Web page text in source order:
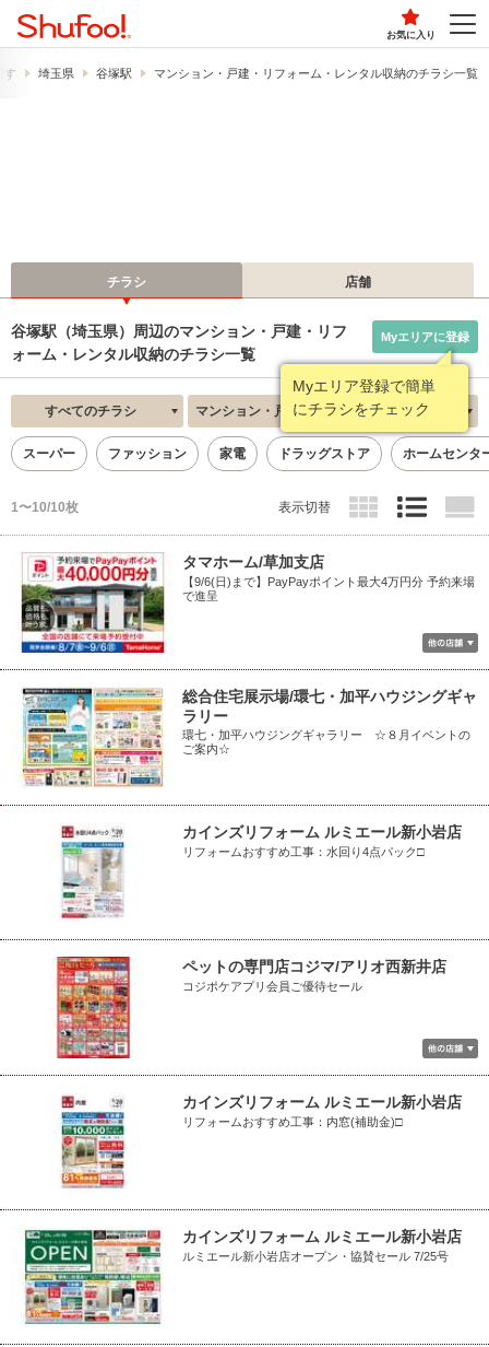
お気に入り
す 埼玉県 谷塚駅 マンション・戸建・リフォーム・レンタル収納のチラシ一覧
チラシ 店舗
谷塚駅（埼玉県）周辺のマンション・戸建・リフ
ォーム・レンタル収納のチラシ一覧
Myエリア登録で簡単
にチラシをチェック
Myエリアに登録
すべてのチラシ マンション・戸建・リフォーム・レンタル収納 新着順
スーパー ファッション 家電 ドラッグストア ホームセンタ
1〜10/10枚 表示切替
タマホーム/草加支店
【9/6(日)まで】PayPayポイント最大4万円分 予約来場
で進呈
総合住宅展示場/環七・加平ハウジングギャ
ラリー
環七・加平ハウジングギャラリー ☆８月イベントの
ご案内☆
カインズリフォーム ルミエール新小岩店
リフォームおすすめ工事：水回り4点パック□
ペットの専門店コジマ/アリオ西新井店
コジポケアプリ会員ご優待セール
カインズリフォーム ルミエール新小岩店
リフォームおすすめ工事：内窓(補助金)□
カインズリフォーム ルミエール新小岩店
ルミエール新小岩店オープン・協賛セール 7/25号